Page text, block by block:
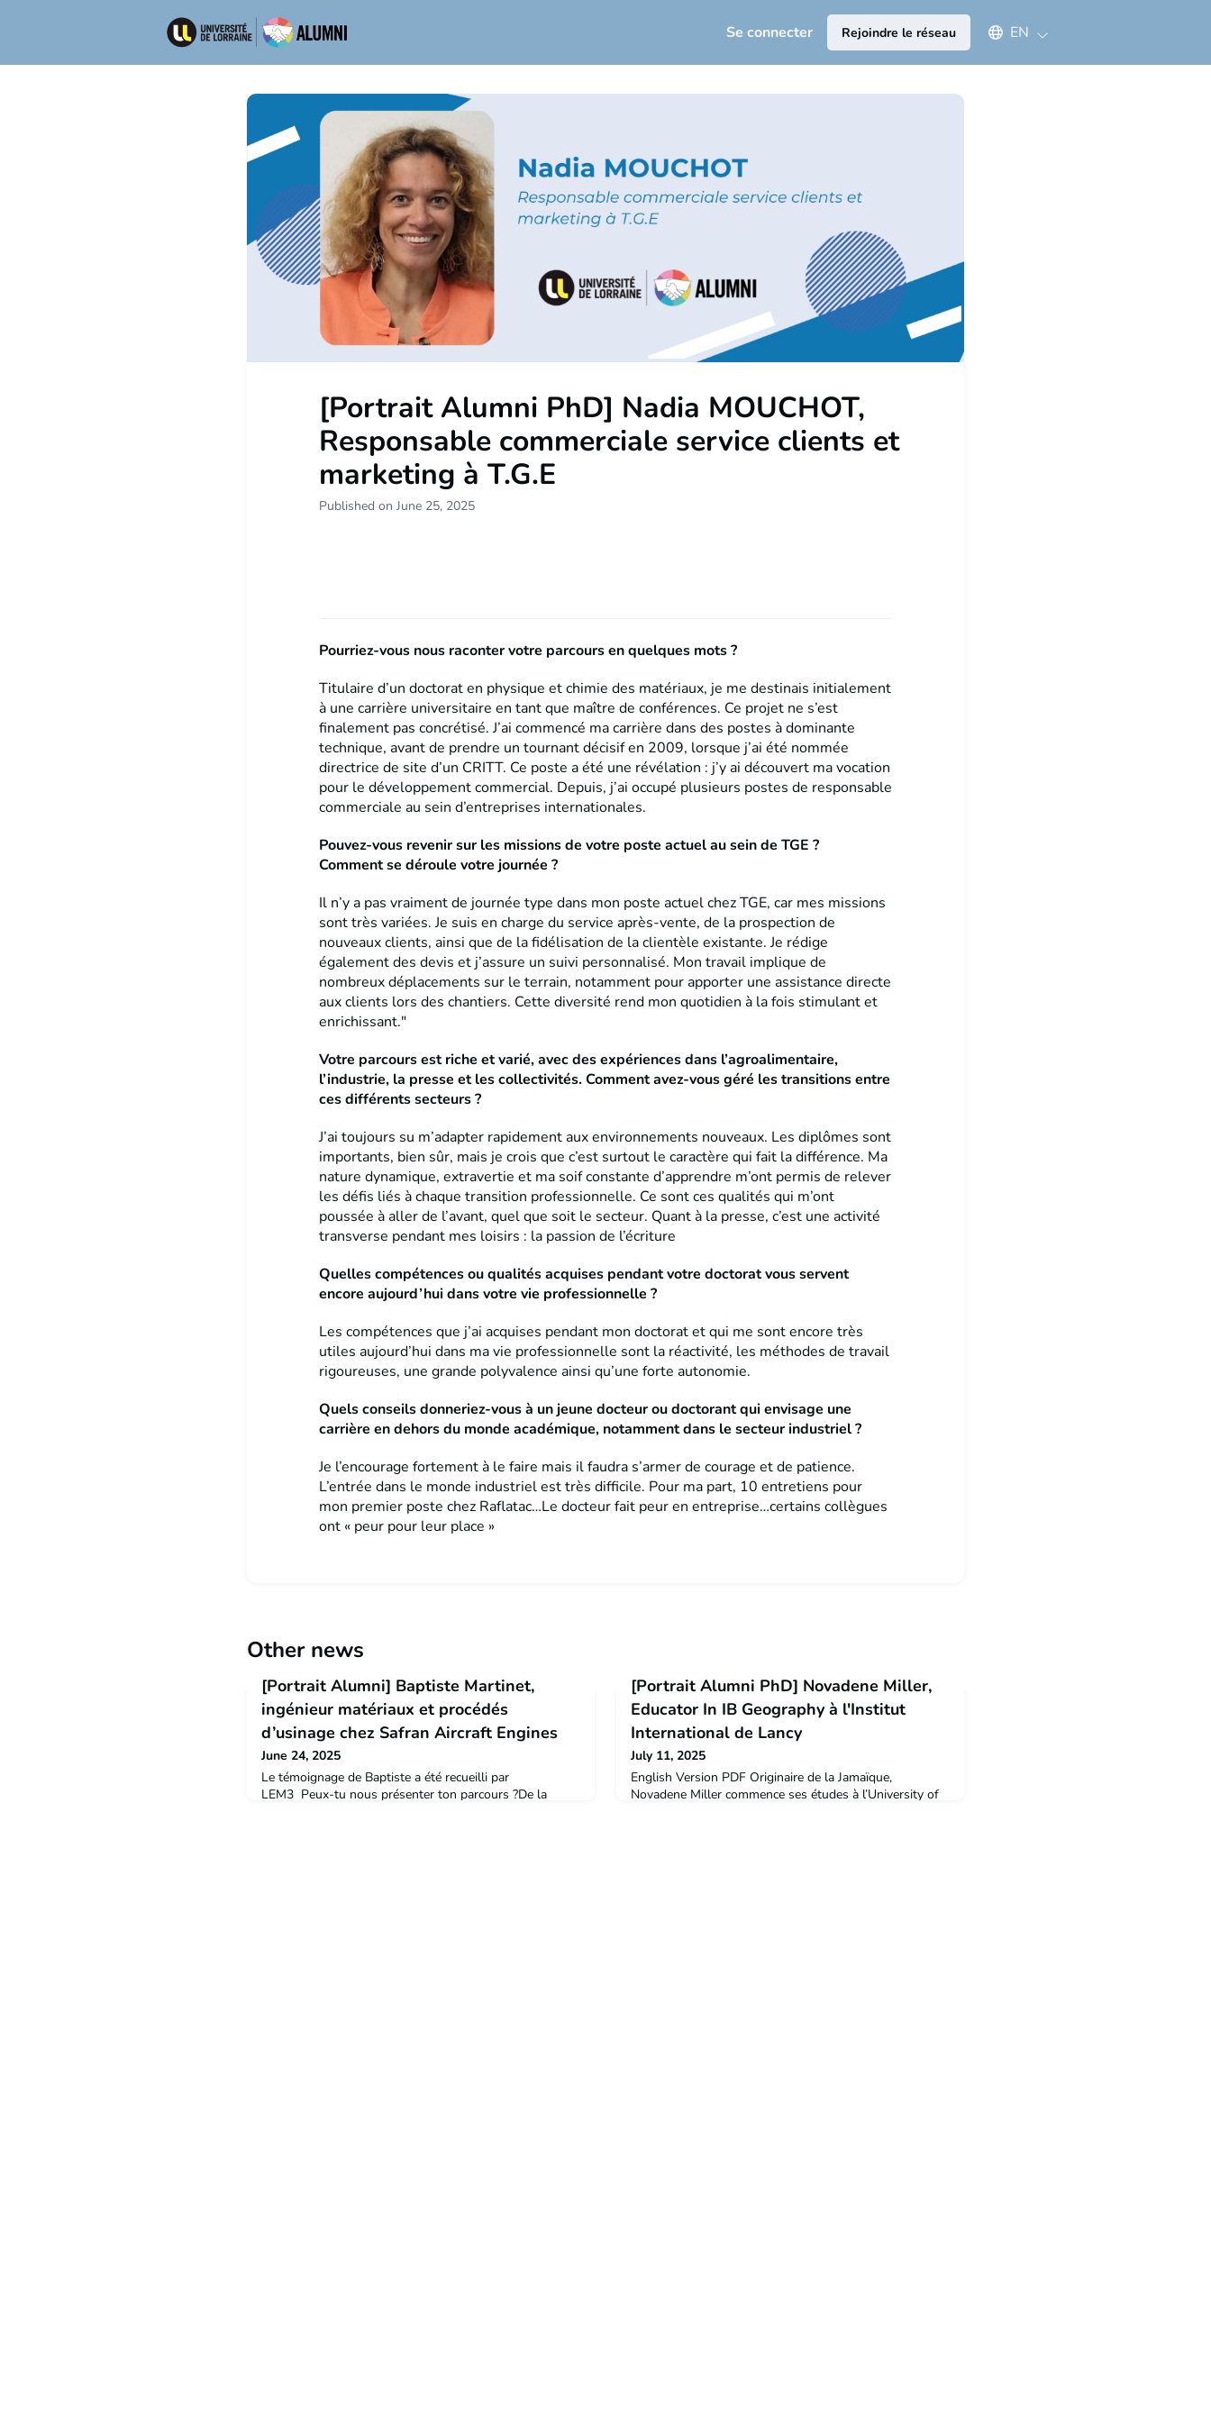
Emploi / Carrière
Déposez votre offre d'emploi
Mentorat Infos utiles
Newsletters
Se connecter Rejoindre le réseau Select an available language
EN
[Portrait Alumni PhD] Nadia MOUCHOT,
Responsable commerciale service clients et
marketing à T.G.E
Published on June 25, 2025
Pourriez-vous nous raconter votre parcours en quelques mots ?
Titulaire d’un doctorat en physique et chimie des matériaux, je me destinais initialement
à une carrière universitaire en tant que maître de conférences. Ce projet ne s’est
finalement pas concrétisé. J’ai commencé ma carrière dans des postes à dominante
technique, avant de prendre un tournant décisif en 2009, lorsque j’ai été nommée
directrice de site d’un CRITT. Ce poste a été une révélation : j’y ai découvert ma vocation
pour le développement commercial. Depuis, j’ai occupé plusieurs postes de responsable
commerciale au sein d’entreprises internationales.
Pouvez-vous revenir sur les missions de votre poste actuel au sein de TGE ?
Comment se déroule votre journée ?
Il n’y a pas vraiment de journée type dans mon poste actuel chez TGE, car mes missions
sont très variées. Je suis en charge du service après-vente, de la prospection de
nouveaux clients, ainsi que de la fidélisation de la clientèle existante. Je rédige
également des devis et j’assure un suivi personnalisé. Mon travail implique de
nombreux déplacements sur le terrain, notamment pour apporter une assistance directe
aux clients lors des chantiers. Cette diversité rend mon quotidien à la fois stimulant et
enrichissant."
Votre parcours est riche et varié, avec des expériences dans l’agroalimentaire,
l’industrie, la presse et les collectivités. Comment avez-vous géré les transitions entre
ces différents secteurs ?
J’ai toujours su m’adapter rapidement aux environnements nouveaux. Les diplômes sont
importants, bien sûr, mais je crois que c’est surtout le caractère qui fait la différence. Ma
nature dynamique, extravertie et ma soif constante d’apprendre m’ont permis de relever
les défis liés à chaque transition professionnelle. Ce sont ces qualités qui m’ont
poussée à aller de l’avant, quel que soit le secteur. Quant à la presse, c’est une activité
transverse pendant mes loisirs : la passion de l’écriture
Quelles compétences ou qualités acquises pendant votre doctorat vous servent
encore aujourd’hui dans votre vie professionnelle ?
Les compétences que j’ai acquises pendant mon doctorat et qui me sont encore très
utiles aujourd’hui dans ma vie professionnelle sont la réactivité, les méthodes de travail
rigoureuses, une grande polyvalence ainsi qu’une forte autonomie.
Quels conseils donneriez-vous à un jeune docteur ou doctorant qui envisage une
carrière en dehors du monde académique, notamment dans le secteur industriel ?
Je l’encourage fortement à le faire mais il faudra s’armer de courage et de patience.
L’entrée dans le monde industriel est très difficile. Pour ma part, 10 entretiens pour
mon premier poste chez Raflatac…Le docteur fait peur en entreprise…certains collègues
ont « peur pour leur place »
Other news
[Portrait Alumni] Baptiste Martinet,
ingénieur matériaux et procédés
d’usinage chez Safran Aircraft Engines
June 24, 2025
Le témoignage de Baptiste a été recueilli par
LEM3 Peux-tu nous présenter ton parcours ?De la
[Portrait Alumni PhD] Novadene Miller,
Educator In IB Geography à l'Institut
International de Lancy
July 11, 2025
English Version PDF Originaire de la Jamaïque,
Novadene Miller commence ses études à l’University of